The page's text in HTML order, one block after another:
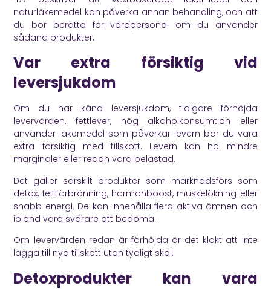
naturläkemedel kan påverka annan behandling, och att
du bör berätta för vårdpersonal om du använder
sådana produkter.
Var extra försiktig vid
leversjukdom
Om du har känd leversjukdom, tidigare förhöjda
levervärden, fettlever, hög alkoholkonsumtion eller
använder läkemedel som påverkar levern bör du vara
extra försiktig med tillskott. Levern kan ha mindre
marginaler eller redan vara belastad.
Det gäller särskilt produkter som marknadsförs som
detox, fettförbränning, hormonboost, muskelökning eller
snabb energi. De kan innehålla flera aktiva ämnen och
ibland vara svårare att bedöma.
Om levervärden redan är förhöjda är det klokt att inte
lägga till nya tillskott utan tydligt skäl.
Detoxprodukter kan vara